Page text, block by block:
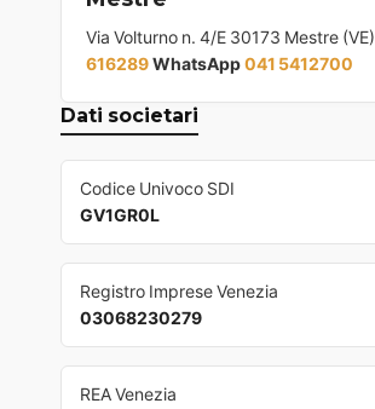
Via Volturno n. 4/E 30173 Mestre (VE)
616289WhatsApp041 5412700
Dati societari
Codice Univoco SDI
GV1GR0L
Registro Imprese Venezia
03068230279
REA Venezia